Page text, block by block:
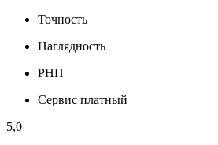
Точность
Наглядность
РНП
Сервис платный
5,0